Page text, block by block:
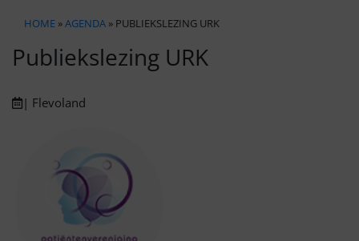
HOME »AGENDA » PUBLIEKSLEZING URK
Publiekslezing URK
| Flevoland